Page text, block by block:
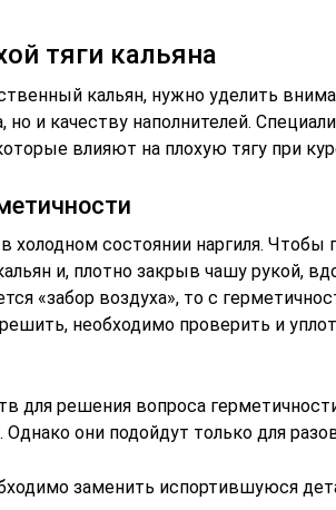
тяги кальяна
кальян, нужно уделить
но и качеству наполнителей.
влияют на плохую тягу при
холодном состоянии наргиля. Чтобы
и, плотно закрыв чашу рукой,
«забор воздуха», то с
необходимо проверить и
для решения вопроса
они подойдут только для
заменить испортившуюся